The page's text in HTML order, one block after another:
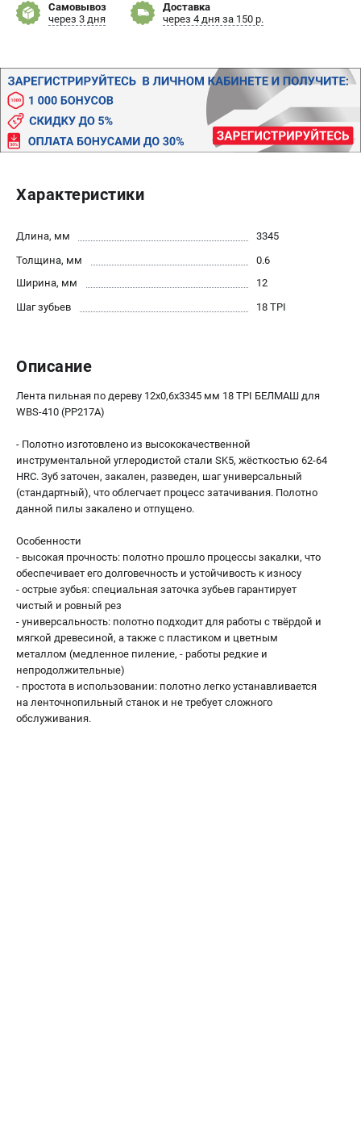
Способы оплаты
Политика обработки персональных данных
Новости
Бонусная программа
Как нас найти
Пользовательское соглашение
СТАНОЧНОЕ ОБОРУДОВАНИЕ
Ленточнопильные станки
Рейсмусы
Сверлильные станки
Стружкоотсосы
Шлифовальные станки
ДОПОЛНИТЕЛЬНОЕ ОБОРУДОВАНИЕ
Патроны и переходники
Подставки для станков
Полотна пильные по дереву
Прижимные устройства
Цанги и зажимы
ПОЛЕЗНЫЕ СТАТЬИ
Характеристики токарных станков
Токарные "ДОПЫ"
Все о влажности древесины
Самовывоз
через 3 дня
Доставка
через 4 дня за 150 р.
Характеристики
Длина, мм
3345
Толщина, мм
0.6
Ширина, мм
12
Шаг зубьев
18 TPI
Описание
Лента пильная по дереву 12х0,6х3345 мм 18 TPI БЕЛМАШ для
WBS-410 (PP217A)
- Полотно изготовлено из высококачественной
инструментальной углеродистой стали SK5, жёсткостью 62-64
HRC. Зуб заточен, закален, разведен, шаг универсальный
(стандартный), что облегчает процесс затачивания. Полотно
данной пилы закалено и отпущено.
Особенности
- высокая прочность: полотно прошло процессы закалки, что
обеспечивает его долговечность и устойчивость к износу
- острые зубья: специальная заточка зубьев гарантирует
чистый и ровный рез
- универсальность: полотно подходит для работы с твёрдой и
мягкой древесиной, а также с пластиком и цветным
металлом (медленное пиление, - работы редкие и
непродолжительные)
- простота в использовании: полотно легко устанавливается
на ленточнопильный станок и не требует сложного
обслуживания.